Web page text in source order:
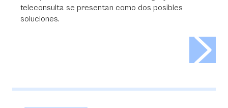
teleconsulta se presentan como dos posibles
soluciones.